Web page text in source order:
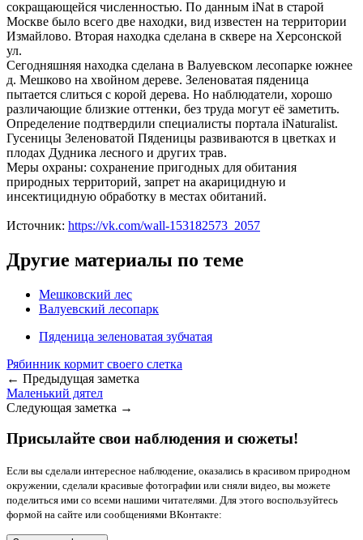
сокращающейся численностью. По данным iNat в старой
Москве было всего две находки, вид известен на территории
Измайлово. Вторая находка сделана в сквере на Херсонской
ул.
Сегодняшняя находка сделана в Валуевском лесопарке южнее
д. Мешково на хвойном дереве. Зеленоватая пяденица
пытается слиться с корой дерева. Но наблюдатели, хорошо
различающие близкие оттенки, без труда могут её заметить.
Определение подтвердили специалисты портала iNaturalist.
Гусеницы Зеленоватой Пяденицы развиваются в цветках и
плодах Дудника лесного и других трав.
Меры охраны: сохранение пригодных для обитания
природных территорий, запрет на акарицидную и
инсектицидную обработку в местах обитаний.
Источник: https://vk.com/wall-153182573_2057
Другие материалы по теме
Мешковский лес
Валуевский лесопарк
Пяденица зеленоватая зубчатая
Рябинник кормит своего слетка
← Предыдущая заметка
Маленький дятел
Следующая заметка →
Присылайте свои наблюдения и сюжеты!
Если вы сделали интересное наблюдение, оказались в красивом природном
окружении, сделали красивые фотографии или сняли видео, вы можете
поделиться ими со всеми нашими читателями. Для этого воспользуйтесь
формой на сайте или сообщениями ВКонтакте: